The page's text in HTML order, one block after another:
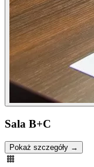
Sala B+C
Pokaż szczegóły →